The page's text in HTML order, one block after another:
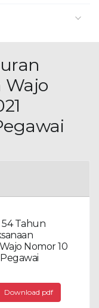
Wajo
Tahun
Nomor 10
Download pdf